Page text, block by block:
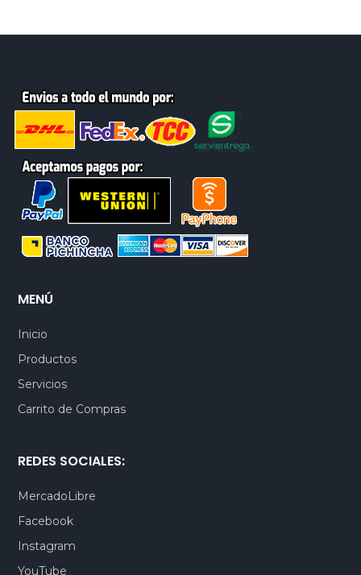
MENÚ
Inicio
Productos
Servicios
Carrito de Compras
REDES SOCIALES:
MercadoLibre
Facebook
Instagram
YouTube